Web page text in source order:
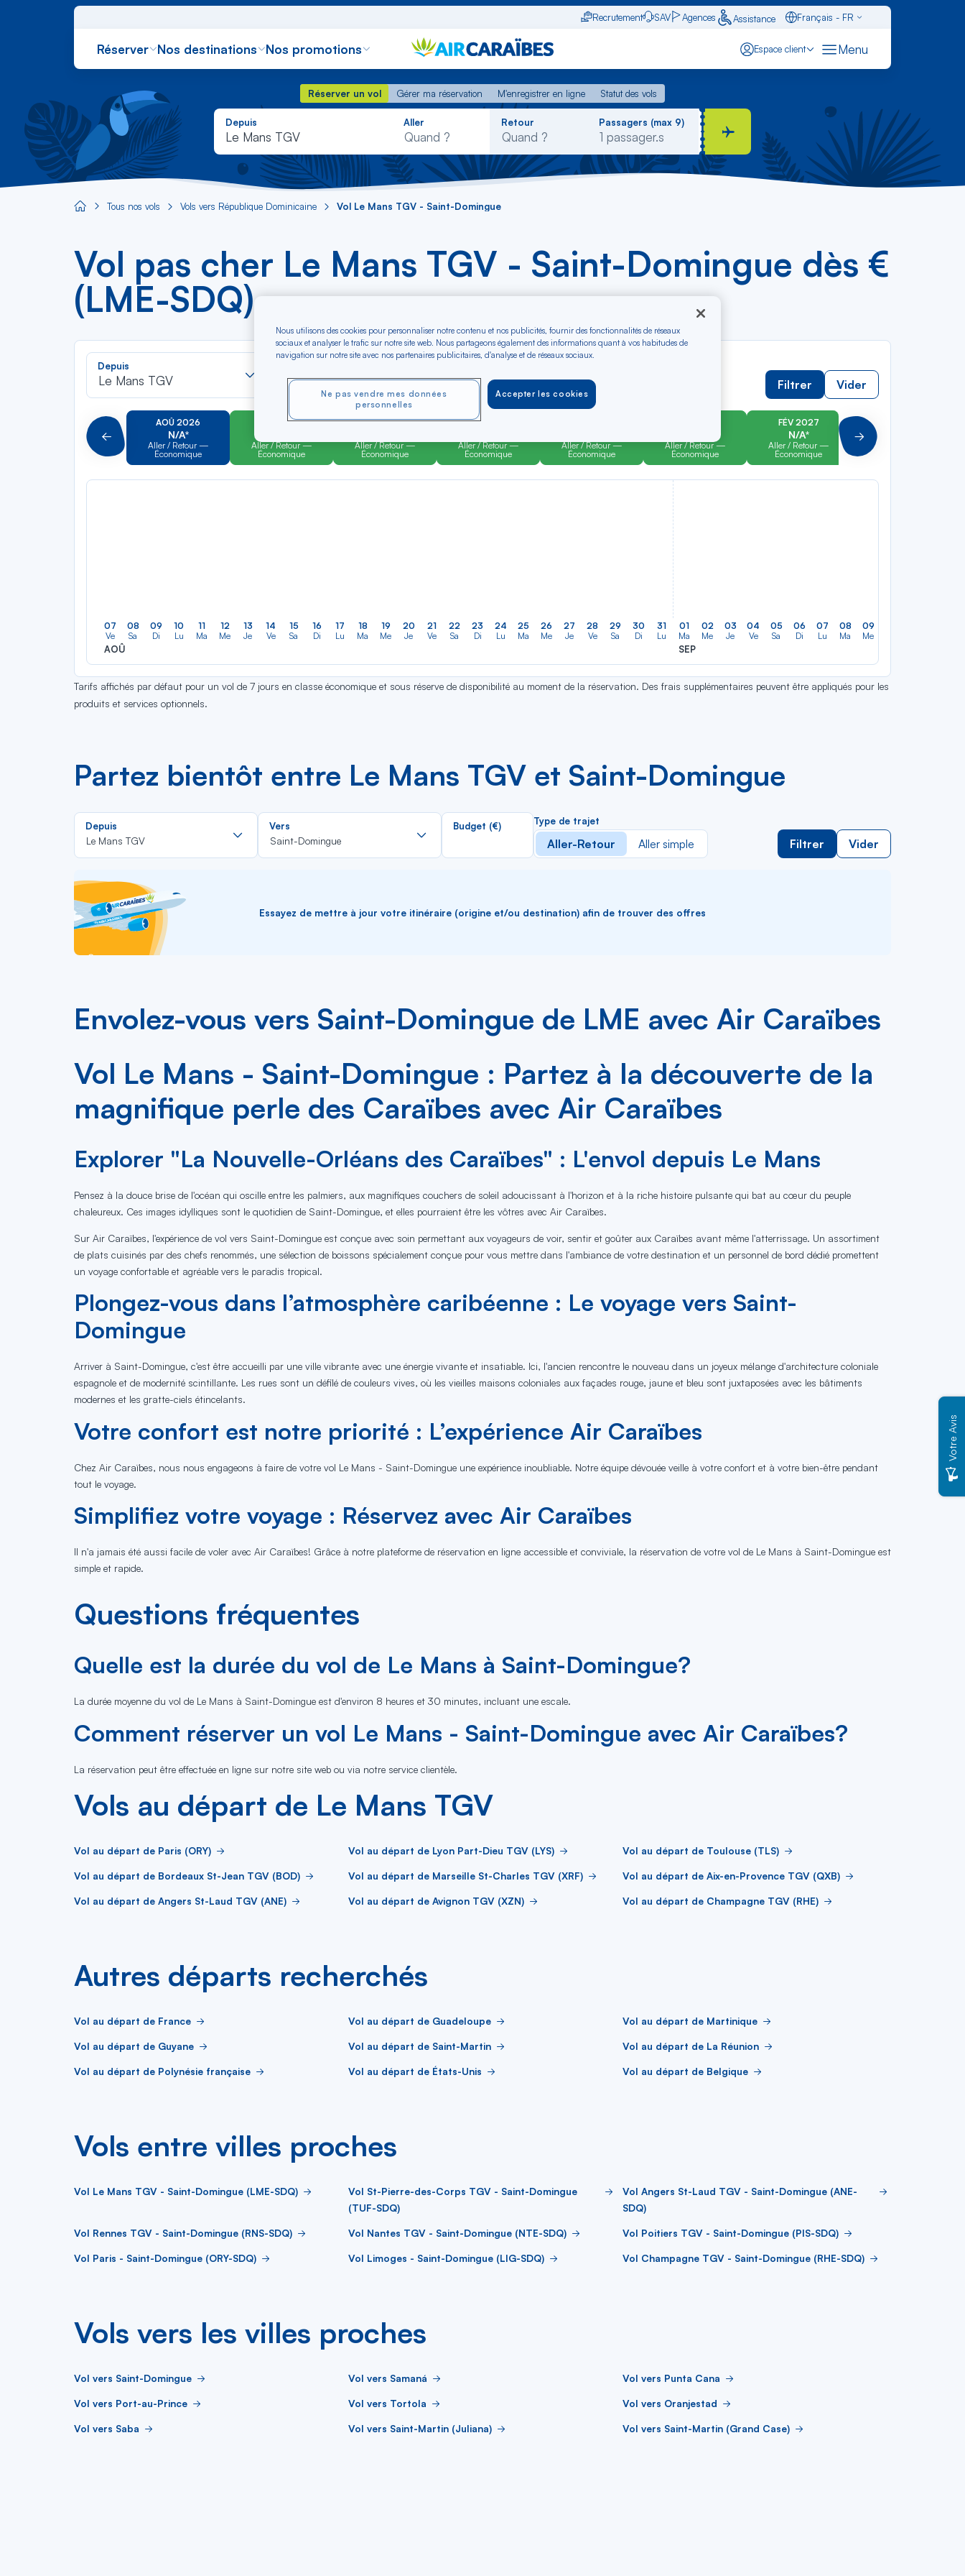
Recrutement SAV Agences Assistance
Français - FR
Réserver Nos destinations Nos promotions Espace client Menu
Réserver un vol Gérer ma réservation M'enregistrer en ligne
Statut des vols
Réserver un vol
Gérer ma réservation M'enregistrer en ligne Statut des vols
Depuis
Le Mans TGV
Rechercher
dans
liste
Aller Retour Passagers (max 9)
Aircaraibes.com
Tous nos vols Vols vers République Dominicaine Vol Le Mans TGV - Saint-Domingue
Vol pas cher Le Mans TGV - Saint-Domingue dès €
(LME-SDQ)
Depuis
Le Mans TGV
Rechercher
dans
liste
Saint-Domingue
Rechercher
dans
Type de trajet
Aller-Retour Aller simple Filtrer Vider
Précédent
AOÛ 2026
N/A*
Aller / Retour —
Économique
SEP 2026
Aller / Retour —
Économique
OCT 2026
Aller / Retour —
Économique
NOV 2026
Aller / Retour —
Économique
Aller / Retour —
Économique
Aller / Retour —
Économique
FÉV 2027
N/A*
Aller / Retour —
Économique
Aller / Retour —
Suivant
07
Ve
AOÛ
08
Sa
09
Di
10
Lu
11
Ma
12
Me
13
Je
14
Ve
15
Sa
16
Di
17
Lu
18
Ma
19
Me
20
Je
21
Ve
22
Sa
23
Di
24
Lu
25
Ma
26
Me
27
Je
28
Ve
29
Sa
30
Di
31
Lu
01
Ma
SEP
02
Me
03
Je
04
Ve
05
Sa
06
Di
07
Lu
08
Ma
09
Me
Tarifs affichés par défaut pour un vol de 7 jours en classe économique et sous réserve de disponibilité au moment de la réservation. Des frais supplémentaires peuvent être appliqués pour les
produits et services optionnels.
Partez bientôt entre Le Mans TGV et Saint-Domingue
Depuis
Le Mans TGV
Rechercher
dans
la
Vers
Saint-Domingue
Rechercher
la
Budget (€) Type de trajet
Aller-Retour Aller simple Filtrer Vider
Essayez de mettre à jour votre itinéraire (origine et/ou destination) afin de trouver des offres
Envolez-vous vers Saint-Domingue de LME avec Air Caraïbes
Vol Le Mans - Saint-Domingue : Partez à la découverte de la
magnifique perle des Caraïbes avec Air Caraïbes
Explorer "La Nouvelle-Orléans des Caraïbes" : L'envol depuis Le Mans
Pensez à la douce brise de l'océan qui oscille entre les palmiers, aux magnifiques couchers de soleil adoucissant à l'horizon et à la riche histoire pulsante qui bat au cœur du peuple
chaleureux. Ces images idylliques sont le quotidien de Saint-Domingue, et elles pourraient être les vôtres avec Air Caraïbes.
Sur Air Caraïbes, l'expérience de vol vers Saint-Domingue est conçue avec soin permettant aux voyageurs de voir, sentir et goûter aux Caraïbes avant même l'atterrissage. Un assortiment
de plats cuisinés par des chefs renommés, une sélection de boissons spécialement conçue pour vous mettre dans l'ambiance de votre destination et un personnel de bord dédié promettent
un voyage confortable et agréable vers le paradis tropical.
Plongez-vous dans l’atmosphère caribéenne : Le voyage vers Saint-
Domingue
Arriver à Saint-Domingue, c'est être accueilli par une ville vibrante avec une énergie vivante et insatiable. Ici, l'ancien rencontre le nouveau dans un joyeux mélange d'architecture coloniale
espagnole et de modernité scintillante. Les rues sont un défilé de couleurs vives, où les vieilles maisons coloniales aux façades rouge, jaune et bleu sont juxtaposées avec les bâtiments
modernes et les gratte-ciels étincelants.
Votre confort est notre priorité : L’expérience Air Caraïbes
Chez Air Caraïbes, nous nous engageons à faire de votre vol Le Mans - Saint-Domingue une expérience inoubliable. Notre équipe dévouée veille à votre confort et à votre bien-être pendant
tout le voyage.
Simplifiez votre voyage : Réservez avec Air Caraïbes
Il n'a jamais été aussi facile de voler avec Air Caraïbes! Grâce à notre plateforme de réservation en ligne accessible et conviviale, la réservation de votre vol de Le Mans à Saint-Domingue est
simple et rapide.
Questions fréquentes
Quelle est la durée du vol de Le Mans à Saint-Domingue?
La durée moyenne du vol de Le Mans à Saint-Domingue est d'environ 8 heures et 30 minutes, incluant une escale.
Comment réserver un vol Le Mans - Saint-Domingue avec Air Caraïbes?
La réservation peut être effectuée en ligne sur notre site web ou via notre service clientèle.
Vols au départ de Le Mans TGV
Vol au départ de Paris (ORY) Vol au départ de Lyon Part-Dieu TGV (LYS) Vol au départ de Toulouse (TLS)
Vol au départ de Bordeaux St-Jean TGV (BOD) Vol au départ de Marseille St-Charles TGV (XRF) Vol au départ de Aix-en-Provence TGV (QXB)
Vol au départ de Angers St-Laud TGV (ANE) Vol au départ de Avignon TGV (XZN) Vol au départ de Champagne TGV (RHE)
Autres départs recherchés
Vol au départ de France Vol au départ de Guadeloupe Vol au départ de Martinique
Vol au départ de Guyane Vol au départ de Saint-Martin Vol au départ de La Réunion
Vol au départ de Polynésie française Vol au départ de États-Unis Vol au départ de Belgique
Vols entre villes proches
Vol Le Mans TGV - Saint-Domingue (LME-SDQ)
Vol St-Pierre-des-Corps TGV - Saint-Domingue
(TUF-SDQ)
Vol Angers St-Laud TGV - Saint-Domingue (ANE-
SDQ)
Vol Rennes TGV - Saint-Domingue (RNS-SDQ) Vol Nantes TGV - Saint-Domingue (NTE-SDQ) Vol Poitiers TGV - Saint-Domingue (PIS-SDQ)
Vol Paris - Saint-Domingue (ORY-SDQ) Vol Limoges - Saint-Domingue (LIG-SDQ) Vol Champagne TGV - Saint-Domingue (RHE-SDQ)
Vols vers les villes proches
Vol vers Saint-Domingue Vol vers Samaná Vol vers Punta Cana
Vol vers Port-au-Prince Vol vers Tortola Vol vers Oranjestad
Vol vers Saba Vol vers Saint-Martin (Juliana) Vol vers Saint-Martin (Grand Case)
Nous utilisons des cookies pour personnaliser notre contenu et nos publicités, fournir des fonctionnalités de réseaux
sociaux et analyser le trafic sur notre site web. Nous partageons également des informations quant à vos habitudes de
navigation sur notre site avec nos partenaires publicitaires, d'analyse et de réseaux sociaux.
Accepter les cookies
Ne pas vendre mes données
personnelles
Votre Avis